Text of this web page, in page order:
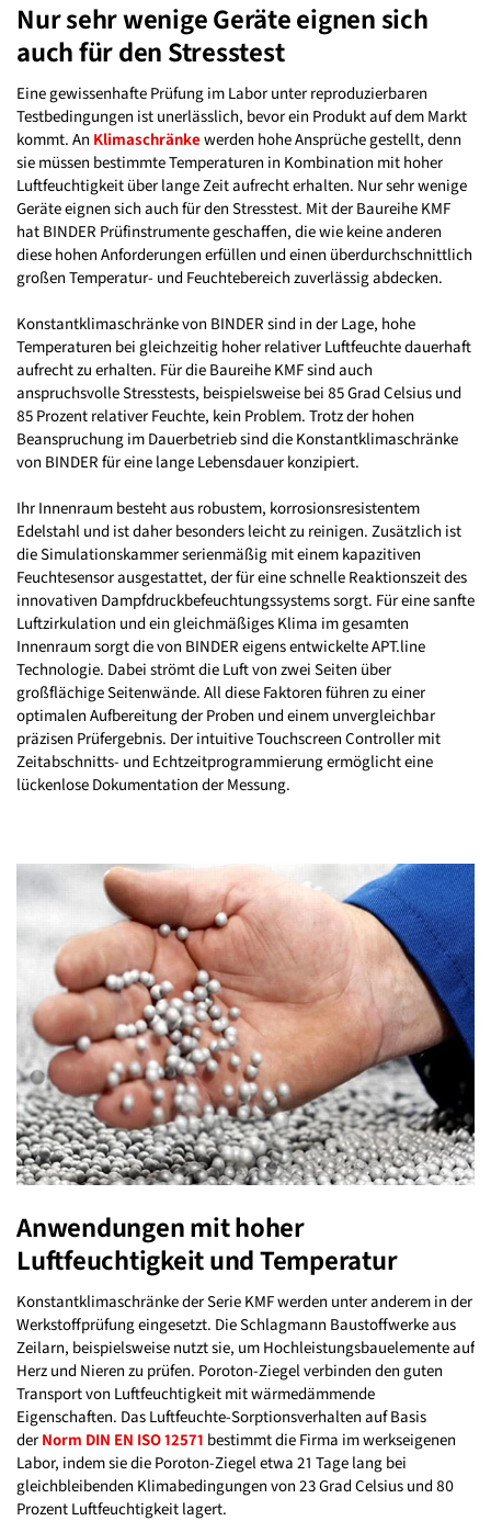
Nur sehr wenige Geräte eignen sich
auch für den Stresstest
Eine gewissenhafte Prüfung im Labor unter reproduzierbaren
Testbedingungen ist unerlässlich, bevor ein Produkt auf dem Markt
kommt. An Klimaschränke werden hohe Ansprüche gestellt, denn
sie müssen bestimmte Temperaturen in Kombination mit hoher
Luftfeuchtigkeit über lange Zeit aufrecht erhalten. Nur sehr wenige
Geräte eignen sich auch für den Stresstest. Mit der Baureihe KMF
hat BINDER Prüfinstrumente geschaffen, die wie keine anderen
diese hohen Anforderungen erfüllen und einen überdurchschnittlich
großen Temperatur- und Feuchtebereich zuverlässig abdecken.
Konstantklimaschränke von BINDER sind in der Lage, hohe
Temperaturen bei gleichzeitig hoher relativer Luftfeuchte dauerhaft
aufrecht zu erhalten. Für die Baureihe KMF sind auch
anspruchsvolle Stresstests, beispielsweise bei 85 Grad Celsius und
85 Prozent relativer Feuchte, kein Problem. Trotz der hohen
Beanspruchung im Dauerbetrieb sind die Konstantklimaschränke
von BINDER für eine lange Lebensdauer konzipiert.
Ihr Innenraum besteht aus robustem, korrosionsresistentem
Edelstahl und ist daher besonders leicht zu reinigen. Zusätzlich ist
die Simulationskammer serienmäßig mit einem kapazitiven
Feuchtesensor ausgestattet, der für eine schnelle Reaktionszeit des
innovativen Dampfdruckbefeuchtungssystems sorgt. Für eine sanfte
Luftzirkulation und ein gleichmäßiges Klima im gesamten
Innenraum sorgt die von BINDER eigens entwickelte APT.line
Technologie. Dabei strömt die Luft von zwei Seiten über
großflächige Seitenwände. All diese Faktoren führen zu einer
optimalen Aufbereitung der Proben und einem unvergleichbar
präzisen Prüfergebnis. Der intuitive Touchscreen Controller mit
Zeitabschnitts- und Echtzeitprogrammierung ermöglicht eine
lückenlose Dokumentation der Messung.
Anwendungen mit hoher
Luftfeuchtigkeit und Temperatur
Konstantklimaschränke der Serie KMF werden unter anderem in der
Werkstoffprüfung eingesetzt. Die Schlagmann Baustoffwerke aus
Zeilarn, beispielsweise nutzt sie, um Hochleistungsbauelemente auf
Herz und Nieren zu prüfen. Poroton-Ziegel verbinden den guten
Transport von Luftfeuchtigkeit mit wärmedämmende
Eigenschaften. Das Luftfeuchte-Sorptionsverhalten auf Basis
der Norm DIN EN ISO 12571 bestimmt die Firma im werkseigenen
Labor, indem sie die Poroton-Ziegel etwa 21 Tage lang bei
gleichbleibenden Klimabedingungen von 23 Grad Celsius und 80
Prozent Luftfeuchtigkeit lagert.